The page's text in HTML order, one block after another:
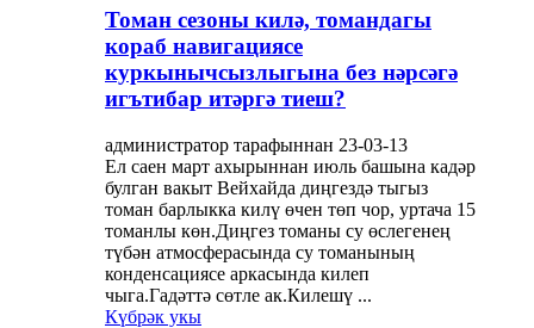
Томан сезоны килә, томандагы
кораб навигациясе
куркынычсызлыгына без нәрсәгә
игътибар итәргә тиеш?
администратор тарафыннан 23-03-13
Ел саен март ахырыннан июль башына кадәр
булган вакыт Вейхайда диңгездә тыгыз
томан барлыкка килү өчен төп чор, уртача 15
томанлы көн.Диңгез томаны су өслегенең
түбән атмосферасында су томанының
конденсациясе аркасында килеп
чыга.Гадәттә сөтле ак.Килешү ...
Күбрәк укы